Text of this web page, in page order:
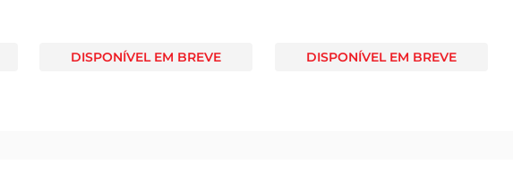
DISPONÍVEL EM BREVE DISPONÍVEL EM BREVE